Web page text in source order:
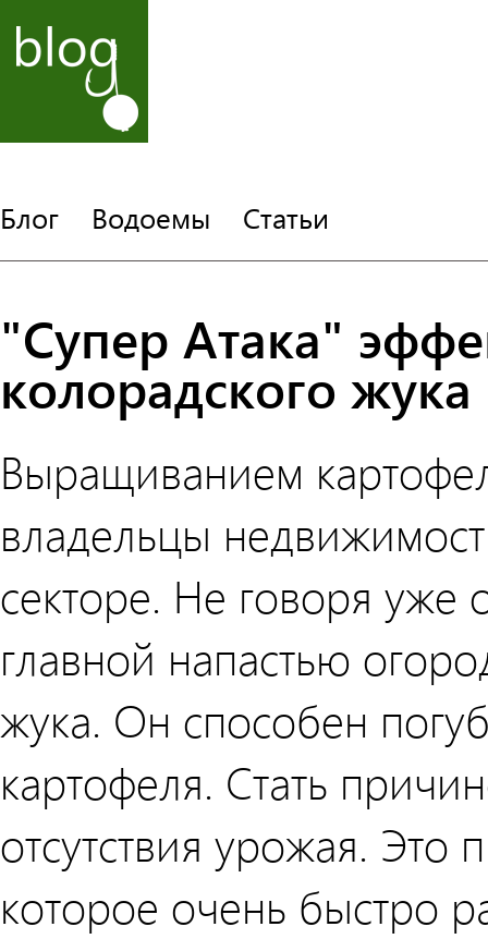
Блог Водоемы Статьи
"Супер Атака"
колорадского жука
Выращиванием
владельцы
секторе. Не говоря уже
главной напастью
жука. Он способен
картофеля. Стать
отсутствия урожая.
которое очень быстро